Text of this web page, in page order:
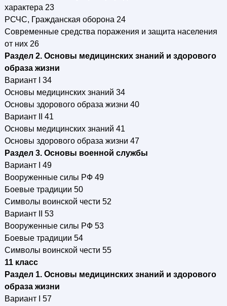
характера 23
РСЧС, Гражданская оборона 24
Современные средства поражения и защита населения
от них 26
Раздел 2. Основы медицинских знаний и здорового
образа жизни
Вариант I 34
Основы медицинских знаний 34
Основы здорового образа жизни 40
Вариант II 41
Основы медицинских знаний 41
Основы здорового образа жизни 47
Раздел 3. Основы военной службы
Вариант I 49
Вооруженные силы РФ 49
Боевые традиции 50
Символы воинской чести 52
Вариант II 53
Вооруженные силы РФ 53
Боевые традиции 54
Символы воинской чести 55
11 класс
Раздел 1. Основы медицинских знаний и здорового
образа жизни
Вариант I 57